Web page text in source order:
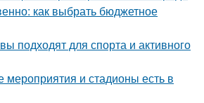
как выбрать бюджетное
подходят для спорта и активного
мероприятия и стадионы есть в